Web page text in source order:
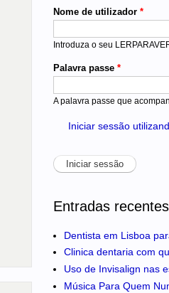
Nome de utilizador *
Introduza o seu
Palavra passe *
A palavra passe que
Iniciar sessão
Entradas
Dentista em Lisboa
Clinica dentaria com
Uso de Invisalign nas
Música Para Quem